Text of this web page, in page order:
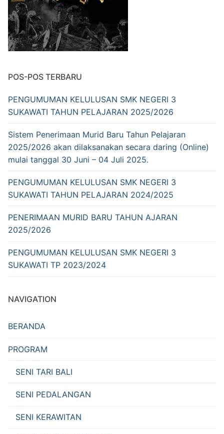
POS-POS TERBARU
PENGUMUMAN KELULUSAN SMK NEGERI 3
SUKAWATI TAHUN PELAJARAN 2025/2026
Sistem Penerimaan Murid Baru Tahun Pelajaran
2025/2026 akan dilaksanakan secara daring (Online)
mulai tanggal 30 Juni – 04 Juli 2025.
PENGUMUMAN KELULUSAN SMK NEGERI 3
SUKAWATI TAHUN PELAJARAN 2024/2025
PENERIMAAN MURID BARU TAHUN AJARAN
2025/2026
PENGUMUMAN KELULUSAN SMK NEGERI 3
SUKAWATI TP 2023/2024
NAVIGATION
BERANDA
PROGRAM
SENI TARI BALI
SENI PEDALANGAN
SENI KERAWITAN